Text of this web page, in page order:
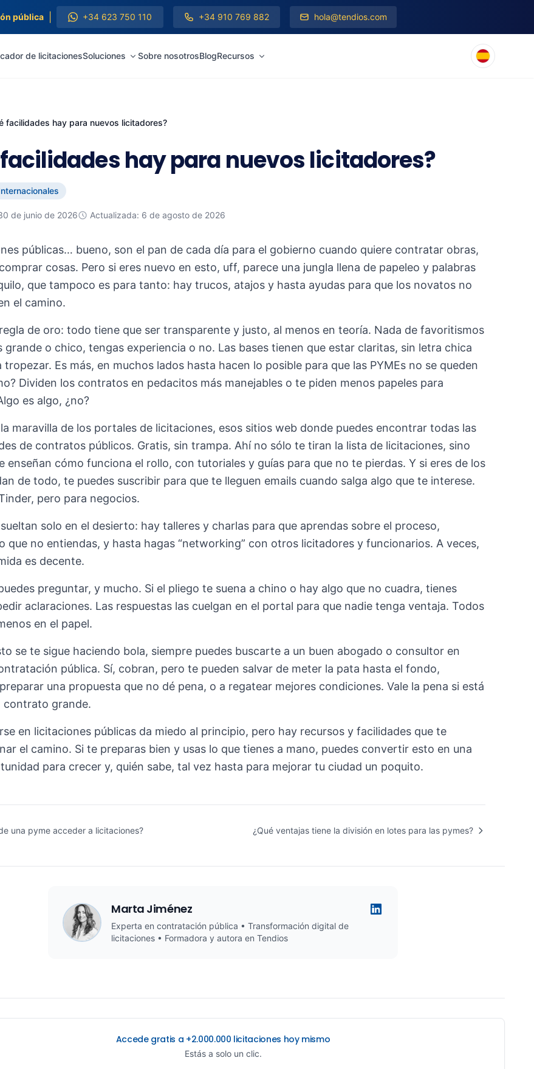
pública +34 623 750 110 +34 910 769 882 hola@tendios.com
de licitacionesSoluciones Sobre nosotrosBlogRecursos
facilidades hay para nuevos licitadores?
facilidades hay para nuevos licitadores?
de junio de 2026 Actualizada: 6 de agosto de 2026
públicas… bueno, son el pan de cada día para el gobierno cuando quiere contratar obras,
cosas. Pero si eres nuevo en esto, uff, parece una jungla llena de papeleo y palabras
que tampoco es para tanto: hay trucos, atajos y hasta ayudas para que los novatos no
el camino.
de oro: todo tiene que ser transparente y justo, al menos en teoría. Nada de favoritismos
grande o chico, tengas experiencia o no. Las bases tienen que estar claritas, sin letra chica
tropezar. Es más, en muchos lados hasta hacen lo posible para que las PYMEs no se queden
Dividen los contratos en pedacitos más manejables o te piden menos papeles para
es algo, ¿no?
maravilla de los portales de licitaciones, esos sitios web donde puedes encontrar todas las
de contratos públicos. Gratis, sin trampa. Ahí no sólo te tiran la lista de licitaciones, sino
enseñan cómo funciona el rollo, con tutoriales y guías para que no te pierdas. Y si eres de los
de todo, te puedes suscribir para que te lleguen emails cuando salga algo que te interese.
pero para negocios.
solo en el desierto: hay talleres y charlas para que aprendas sobre el proceso,
que no entiendas, y hasta hagas “networking” con otros licitadores y funcionarios. A veces,
es decente.
preguntar, y mucho. Si el pliego te suena a chino o hay algo que no cuadra, tienes
aclaraciones. Las respuestas las cuelgan en el portal para que nadie tenga ventaja. Todos
en el papel.
se te sigue haciendo bola, siempre puedes buscarte a un buen abogado o consultor en
pública. Sí, cobran, pero te pueden salvar de meter la pata hasta el fondo,
una propuesta que no dé pena, o a regatear mejores condiciones. Vale la pena si está
contrato grande.
en licitaciones públicas da miedo al principio, pero hay recursos y facilidades que te
el camino. Si te preparas bien y usas lo que tienes a mano, puedes convertir esto en una
para crecer y, quién sabe, tal vez hasta para mejorar tu ciudad un poquito.
una pyme acceder a licitaciones? ¿Qué ventajas tiene la división en lotes para las pymes?
Marta Jiménez
Experta en contratación pública • Transformación digital de
licitaciones • Formadora y autora en Tendios
Accede gratis a +2.000.000 licitaciones hoy mismo
Estás a solo un clic.